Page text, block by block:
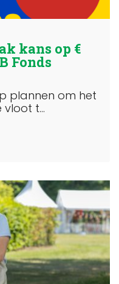
kans op €
Fonds
plannen om het
t...